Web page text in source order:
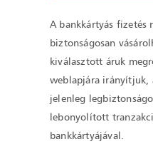
A bankkártyás fizetés
biztonságosan
kiválasztott áruk
weblapjára irányítjuk,
jelenleg
lebonyolított
bankkártyájával.